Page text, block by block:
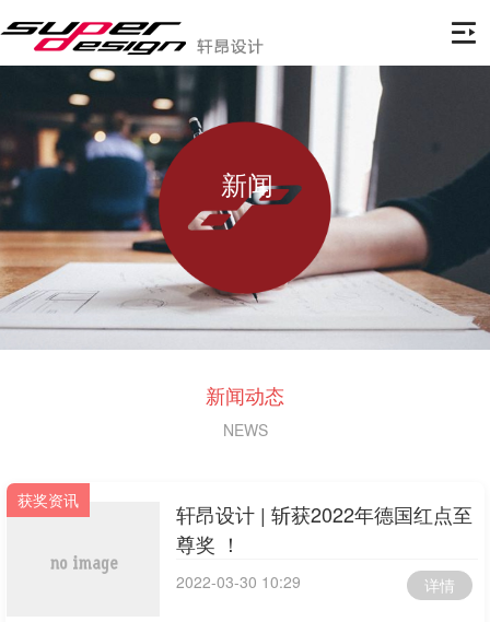
新闻
新闻动态
NEWS
获奖资讯
轩昂设计 | 斩获2022年德国红点至
尊奖 ！
2022-03-30 10:29 详情